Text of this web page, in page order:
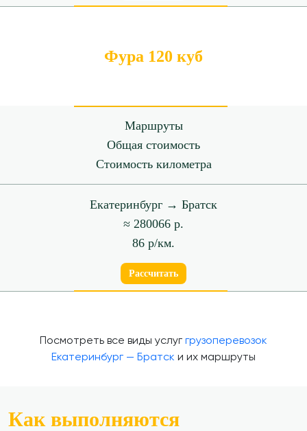
Фура 120 куб
Маршруты
Общая стоимость
Стоимость километра
Екатеринбург → Братск
≈ 280066 р.
86 р/км.
Рассчитать
Посмотреть все виды услуг грузоперевозок
Екатеринбург — Братск и их маршруты
Как выполняются